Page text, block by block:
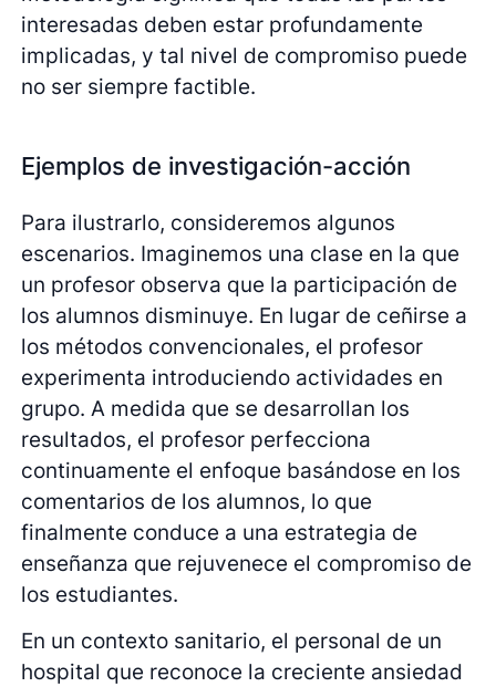
interesadas deben estar profundamente
implicadas, y tal nivel de compromiso puede
no ser siempre factible.
Ejemplos de investigación-acción
Para ilustrarlo, consideremos algunos
escenarios. Imaginemos una clase en la que
un profesor observa que la participación de
los alumnos disminuye. En lugar de ceñirse a
los métodos convencionales, el profesor
experimenta introduciendo actividades en
grupo. A medida que se desarrollan los
resultados, el profesor perfecciona
continuamente el enfoque basándose en los
comentarios de los alumnos, lo que
finalmente conduce a una estrategia de
enseñanza que rejuvenece el compromiso de
los estudiantes.
En un contexto sanitario, el personal de un
hospital que reconoce la creciente ansiedad